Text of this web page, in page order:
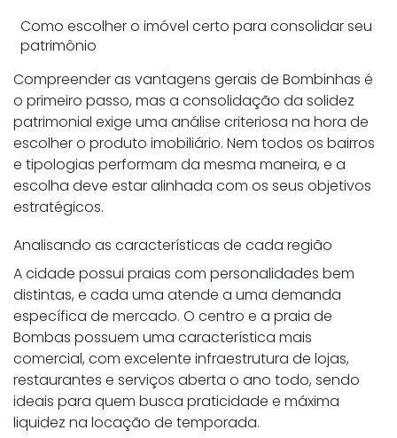
Como escolher o imóvel certo para consolidar seu
patrimônio
Compreender as vantagens gerais de Bombinhas é
o primeiro passo, mas a consolidação da solidez
patrimonial exige uma análise criteriosa na hora de
escolher o produto imobiliário. Nem todos os bairros
e tipologias performam da mesma maneira, e a
escolha deve estar alinhada com os seus objetivos
estratégicos.
Analisando as características de cada região
A cidade possui praias com personalidades bem
distintas, e cada uma atende a uma demanda
específica de mercado. O centro e a praia de
Bombas possuem uma característica mais
comercial, com excelente infraestrutura de lojas,
restaurantes e serviços aberta o ano todo, sendo
ideais para quem busca praticidade e máxima
liquidez na locação de temporada.